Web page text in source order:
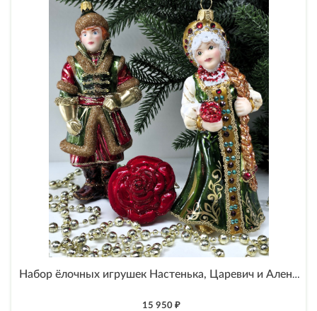
Набор ёлочных игрушек Настенька, Царевич и Аленький цветочек-2
15 950 ₽